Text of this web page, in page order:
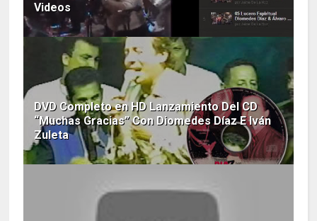
Videos
DVD Completo en HD Lanzamiento Del CD
“Muchas Gracias” Con Diomedes Díaz E Iván
Zuleta